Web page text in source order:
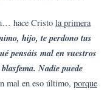
hace Cristo la primera
hijo, te perdono tus
pensáis mal en vuestros
Nadie puede
mal en eso último, porque